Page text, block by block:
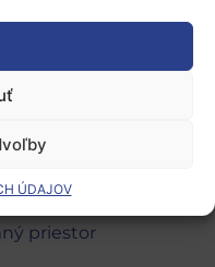
ÚDAJOV
priestor